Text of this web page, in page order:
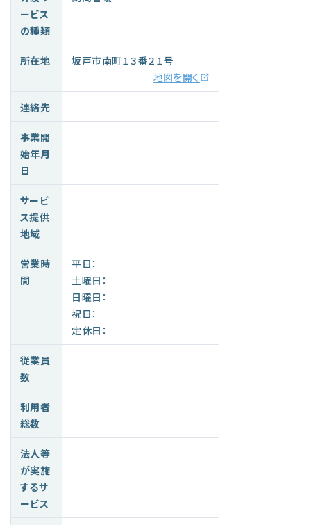
ービス
の種類
所在地
坂戸市南町１３番２１号
地図を開く
連絡先
事業開
始年月
日
サービ
ス提供
地域
営業時
間
平日：
土曜日：
日曜日：
祝日：
定休日：
従業員
数
利用者
総数
法人等
が実施
するサ
ービス